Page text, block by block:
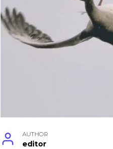
AUTHOR
editor